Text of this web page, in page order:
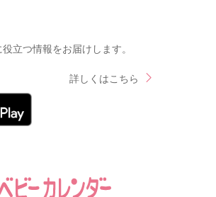
立つ情報をお届けします。
詳しくはこちら